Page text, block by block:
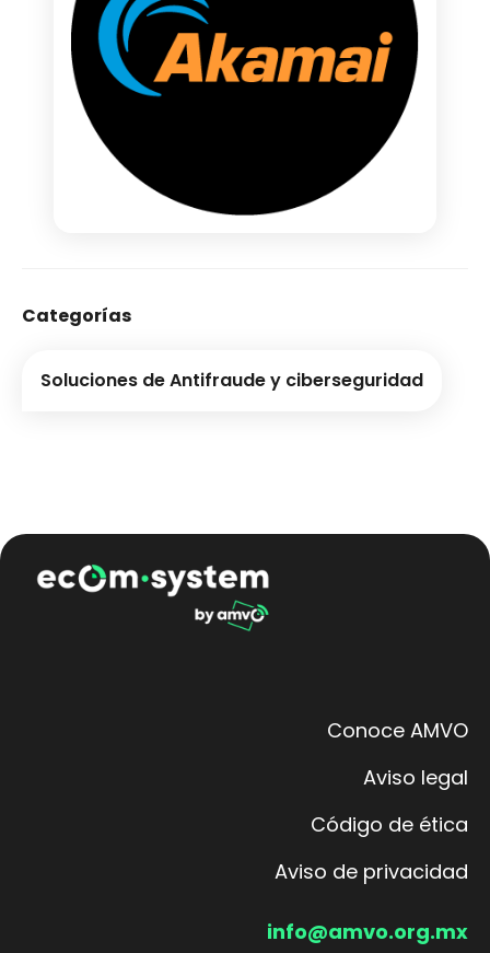
Categorías
Soluciones de Antifraude y ciberseguridad
Conoce AMVO
Aviso legal
Código de ética
Aviso de privacidad
info@amvo.org.mx